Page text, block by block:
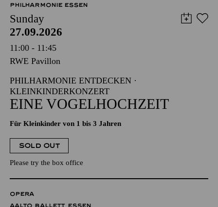
PHILHARMONIE ESSEN
Sunday
27.09.2026
11:00 - 11:45
RWE Pavillon
PHILHARMONIE ENTDECKEN ·
KLEINKINDERKONZERT
EINE VOGELHOCHZEIT
Für Kleinkinder von 1 bis 3 Jahren
SOLD OUT
Please try the box office
OPERA
AALTO BALLETT ESSEN